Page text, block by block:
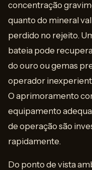
concentração
quanto do mineral
perdido no rejeito.
bateia pode
do ouro ou gemas
operador
O aprimoramento
equipamento
de operação são
rapidamente.
Do ponto de vista